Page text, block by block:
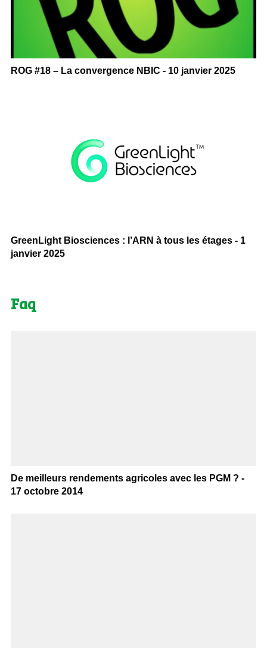
ROG #18 – La convergence NBIC - 10 janvier 2025
GreenLight Biosciences : l’ARN à tous les étages - 1
janvier 2025
Faq
De meilleurs rendements agricoles avec les PGM ? -
17 octobre 2014